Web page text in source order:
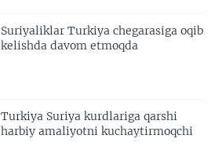
Suriyaliklar Turkiya chegarasiga oqib
kelishda davom etmoqda
Turkiya Suriya kurdlariga qarshi
harbiy amaliyotni kuchaytirmoqchi